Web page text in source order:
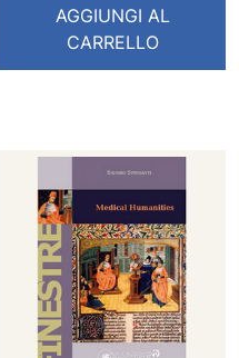
AGGIUNGI AL
CARRELLO